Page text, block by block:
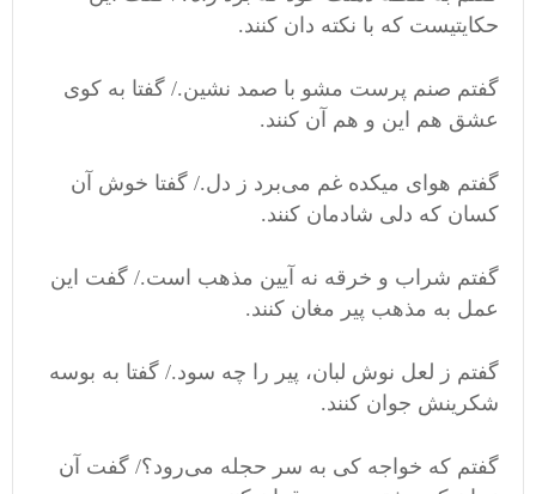
حکایتیست که با نکته دان کنند.
گفتم صنم پرست مشو با صمد نشین./ گفتا به کوی
عشق هم این و هم آن کنند.
گفتم هوای میکده غم می‌برد ز دل./ گفتا خوش آن
کسان که دلی شادمان کنند.
گفتم شراب و خرقه نه آیین مذهب است./ گفت این
عمل به مذهب پیر مغان کنند.
گفتم ز لعل نوش لبان، پیر را چه سود./ گفتا به بوسه
شکرینش جوان کنند.
گفتم که خواجه کی به سر حجله می‌رود؟/ گفت آن